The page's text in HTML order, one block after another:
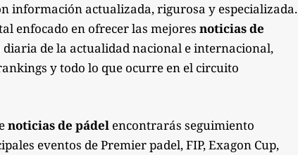
información actualizada, rigurosa y especializada.
enfocado en ofrecer las mejores noticias de
diaria de la actualidad nacional e internacional,
y todo lo que ocurre en el circuito
noticias de pádel encontrarás seguimiento
eventos de Premier padel, FIP, Exagon Cup,